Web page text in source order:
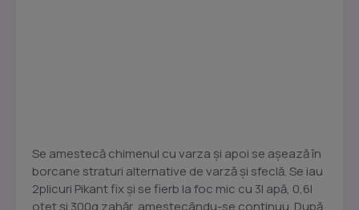
Se amestecă chimenul cu varza și apoi se așează în
borcane straturi alternative de varză și sfeclă. Se iau
2plicuri Pikant fix și se fierb la foc mic cu 3l apă, 0,6l
oțet și 300g zahăr, amestecându-se continuu. După